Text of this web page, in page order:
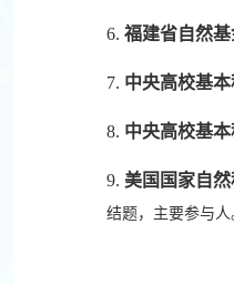
6. 福建省自然基
7. 中央高校基
8. 中央高校基
9. 美国国家自
结题，主要参与人